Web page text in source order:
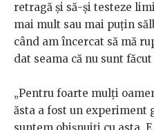
retragă și să-și testeze
mai mult sau mai puțin
când am încercat să mă
dat seama că nu sunt
„Pentru foarte mulți
ăsta a fost un experiment